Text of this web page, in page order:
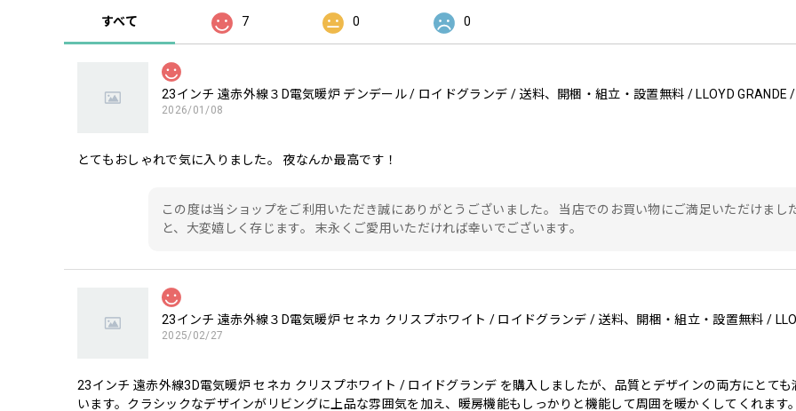
すべて 7 0 0
2026/01/08
とてもおしゃれで気に入りました。 夜なんか最高です！
この度は当ショップをご利用いただき誠にありがとうございました。 当店でのお買い物にご満足いただけまし
と、大変嬉しく存じます。 末永くご愛用いただければ幸いでございます。
2025/02/27
23インチ 遠赤外線3D電気暖炉 セネカ クリスプホワイト / ロイドグランデ を購入しましたが、品質とデザインの両方にとても
います。クラシックなデザインがリビングに上品な雰囲気を加え、暖房機能もしっかりと機能して周囲を暖かくしてくれます